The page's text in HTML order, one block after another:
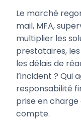
Le marché
mail, MFA,
multiplier les
prestataires,
les délais de
l’incident ? Qui
responsabilité
prise en
compte.